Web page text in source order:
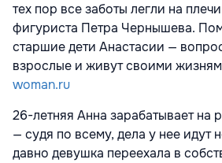
тех пор все заботы легли на
фигуриста Петра Чернышева.
старшие дети Анастасии —
взрослые и живут своими
woman.ru
26-летняя Анна зарабатывает на
— судя по всему, дела у нее идут
давно девушка переехала в